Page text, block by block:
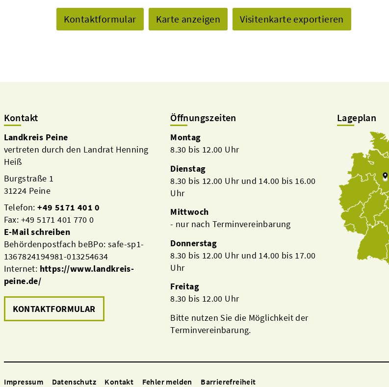
Kontaktformular Karte anzeigen Visitenkarte exportieren
Kontakt
Landkreis Peine
vertreten durch den Landrat Henning
Heiß
Burgstraße 1
31224 Peine
Telefon:+49 5171 401 0
Fax: +49 5171 401 770 0
E-Mail schreiben
Behördenpostfach beBPo: safe-sp1-
1367824194981-013254634
Internet: https://www.landkreis-
peine.de/
KONTAKTFORMULAR
Öffnungszeiten
Montag
8.30 bis 12.00 Uhr
Dienstag
8.30 bis 12.00 Uhr und 14.00 bis 16.00
Uhr
Mittwoch
- nur nach Terminvereinbarung
Donnerstag
8.30 bis 12.00 Uhr und 14.00 bis 17.00
Uhr
Freitag
8.30 bis 12.00 Uhr
Bitte nutzen Sie die Möglichkeit der
Terminvereinbarung.
Lageplan
Impressum Datenschutz Kontakt Fehler melden Barrierefreiheit